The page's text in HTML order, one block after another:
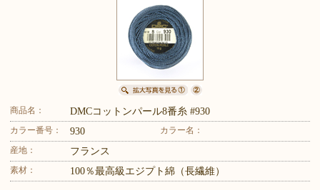
商品名： DMCコットンパール8番糸 #930
カラー番号： 930
カラー名：
産地：
フランス
素材： 100％最高級エジプト綿（長繊維）